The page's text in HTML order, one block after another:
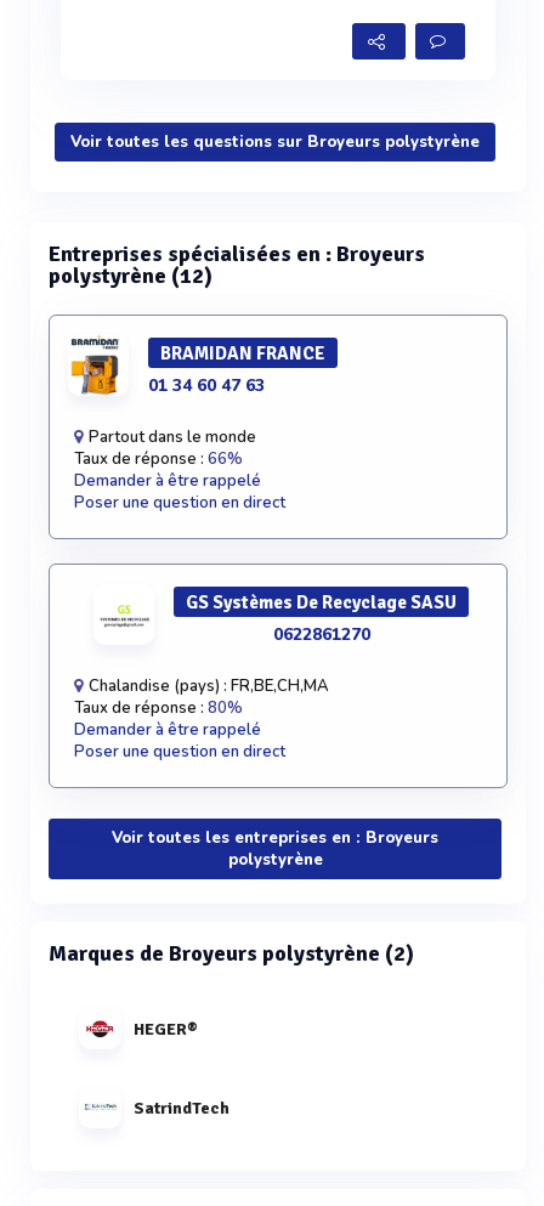
Voir toutes les questions sur Broyeurs polystyrène
Entreprises spécialisées en : Broyeurs
polystyrène (12)
BRAMIDAN FRANCE
01 34 60 47 63
Partout dans le monde
Taux de réponse : 66%
Demander à être rappelé
Poser une question en direct
GS Systèmes De Recyclage SASU
0622861270
Chalandise (pays) : FR,BE,CH,MA
Taux de réponse : 80%
Demander à être rappelé
Poser une question en direct
Voir toutes les entreprises en : Broyeurs
polystyrène
Marques de Broyeurs polystyrène (2)
HEGER®
SatrindTech